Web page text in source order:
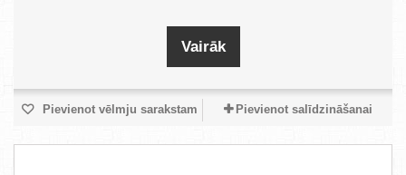
Vairāk
Pievienot vēlmju sarakstam Pievienot salīdzināšanai